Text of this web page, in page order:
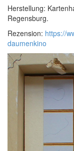
Herstellung:
Regensburg.
Rezension: https://
daumenkino